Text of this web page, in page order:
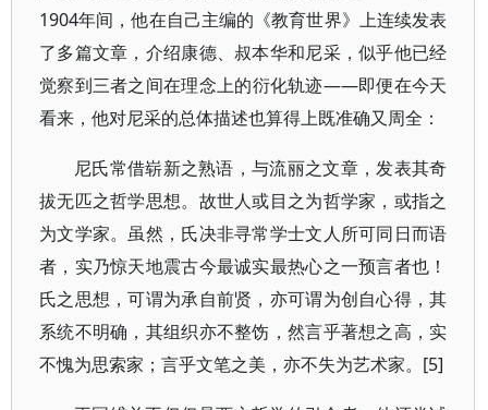
1904年间，他在自己主编的《教育世界》上连续发表
了多篇文章，介绍康德、叔本华和尼采，似乎他已经
觉察到三者之间在理念上的衍化轨迹——即便在今天
看来，他对尼采的总体描述也算得上既准确又周全：
尼氏常借崭新之熟语，与流丽之文章，发表其奇
拔无匹之哲学思想。故世人或目之为哲学家，或指之
为文学家。虽然，氏决非寻常学士文人所可同日而语
者，实乃惊天地震古今最诚实最热心之一预言者也！
氏之思想，可谓为承自前贤，亦可谓为创自心得，其
系统不明确，其组织亦不整饬，然言乎著想之高，实
不愧为思索家；言乎文笔之美，亦不失为艺术家。[5]